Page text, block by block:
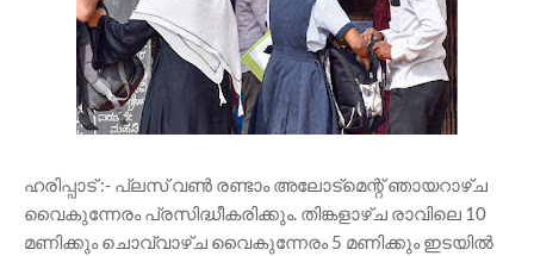
ഹരിപ്പാട് :- പ്ലസ് വൺ രണ്ടാം അലോട്മെന്റ് ഞായറാഴ്ച
വൈകുന്നേരം പ്രസിദ്ധീകരിക്കും. തിങ്കളാഴ്ച രാവിലെ 10
മണിക്കും ചൊവ്വാഴ്ച വൈകുന്നേരം 5 മണിക്കും ഇടയിൽ